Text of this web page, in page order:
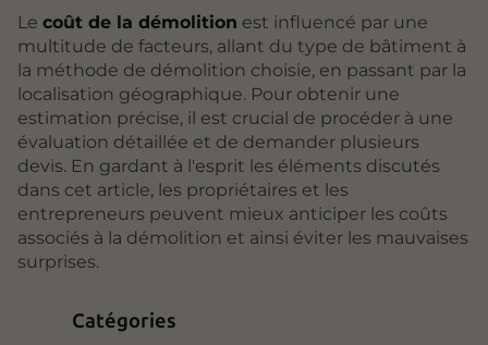
Catégories
Le coût de la démolition est influencé par une
multitude de facteurs, allant du type de bâtiment à
la méthode de démolition choisie, en passant par la
localisation géographique. Pour obtenir une
estimation précise, il est crucial de procéder à une
évaluation détaillée et de demander plusieurs
devis. En gardant à l'esprit les éléments discutés
dans cet article, les propriétaires et les
entrepreneurs peuvent mieux anticiper les coûts
associés à la démolition et ainsi éviter les mauvaises
surprises.